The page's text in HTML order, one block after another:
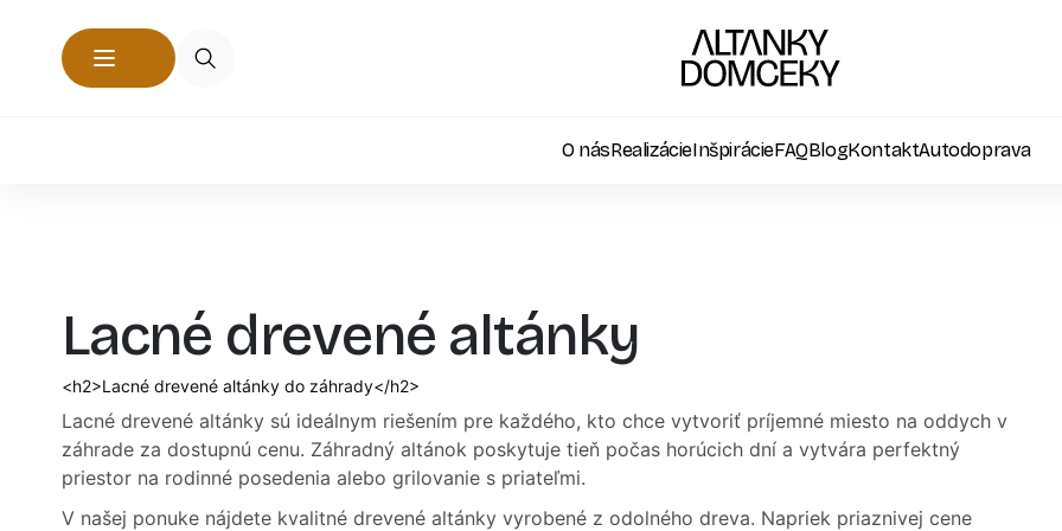
O násRealizácieInšpirácieFAQBlogKontaktAutodoprava
Lacné drevené altánky
<h2>Lacné drevené altánky do záhrady</h2>
Lacné drevené altánky sú ideálnym riešením pre každého, kto chce vytvoriť príjemné miesto na oddych v
záhrade za dostupnú cenu. Záhradný altánok poskytuje tieň počas horúcich dní a vytvára perfektný
priestor na rodinné posedenia alebo grilovanie s priateľmi.
V našej ponuke nájdete kvalitné drevené altánky vyrobené z odolného dreva. Napriek priaznivej cene